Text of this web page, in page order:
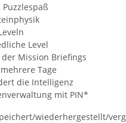
Level
Mission Briefings
Tage
die Intelligenz
mit PIN*
wiederhergestellt/